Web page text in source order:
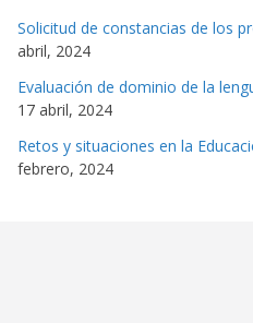
Solicitud de constancias de los
abril, 2024
Evaluación de dominio de la
17 abril, 2024
Retos y situaciones en la
febrero, 2024